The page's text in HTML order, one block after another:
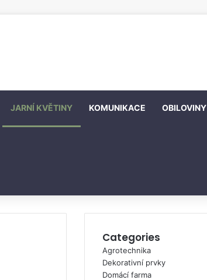
JARNÍ KVĚTINY KOMUNIKACE OBILOVINY
Categories
Agrotechnika
Dekorativní prvky
Domácí farma